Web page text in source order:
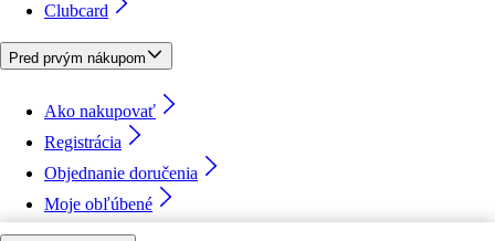
Clubcard
Pred prvým nákupom
Ako nakupovať
Registrácia
Objednanie doručenia
Moje obľúbené